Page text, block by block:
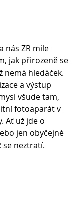
nás ZR mile
jak přirozeně se
nemá hledáček.
a výstup
všude tam,
fotoaparát v
Ať už jde o
jen obyčejné
se neztratí.